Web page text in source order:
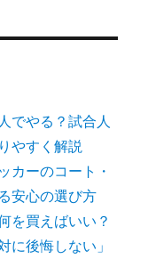
でやる？試合人
やすく解説
カーのコート・
安心の選び方
を買えばいい？
に後悔しない」